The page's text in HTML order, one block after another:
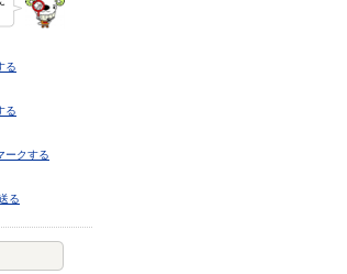
る
る
ークする
る